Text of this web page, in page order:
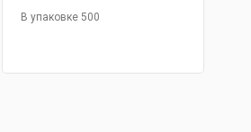
В упаковке 500